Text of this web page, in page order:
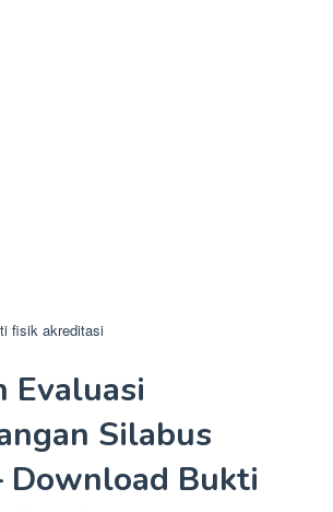
Evaluasi
Silabus
Download Bukti